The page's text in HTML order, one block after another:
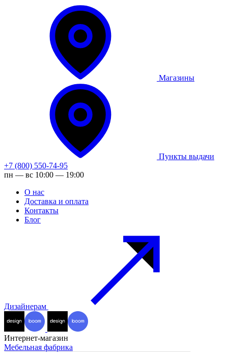
Магазины
Пункты выдачи
+7 (800) 550-74-95
пн — вс 10:00 — 19:00
О нас
Доставка и оплата
Контакты
Блог
Дизайнерам
Интернет-магазин
Мебельная фабрика